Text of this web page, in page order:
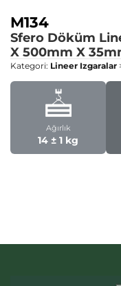
M134
Sfero Döküm
X 500mm X
Kategori: Lineer Izgaralar
Ağırlık
14 ± 1 kg